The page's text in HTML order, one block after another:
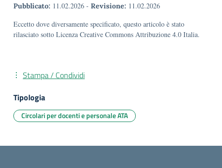
Pubblicato: 11.02.2026 - Revisione: 11.02.2026
Eccetto dove diversamente specificato, questo articolo è stato
rilasciato sotto Licenza Creative Commons Attribuzione 4.0 Italia.
Stampa / Condividi
Tipologia
Circolari per docenti e personale ATA